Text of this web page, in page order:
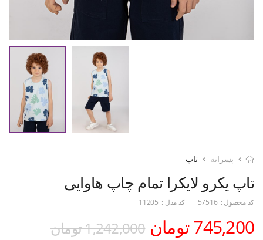
پسرانه تاپ
تاپ یکرو لایکرا تمام چاپ هاوایی
کد محصول : 57516 کد مدل : 11205
745,200 تومان 1,242,000 تومان